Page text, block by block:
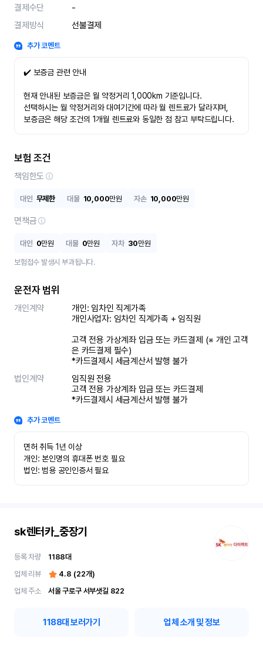
결제수단
-
결제방식
선불결제
추가 코멘트
✔️ 보증금 관련 안내
현재 안내된 보증금은 월 약정거리 1,000km 기준입니다.
선택하시는 월 약정거리와 대여기간에 따라 월 렌트료가 달라지며,
보증금은 해당 조건의 1개월 렌트료와 동일한 점 참고 부탁드립니다.
보험 조건
책임한도
대인 무제한 대물 10,000만원 자손 10,000만원
면책금
대인 0만원 대물 0만원 자차 30만원
보험접수 발생시 부과됩니다.
운전자 범위
개인계약
개인: 임차인 직계가족
개인사업자: 임차인 직계가족 + 임직원
고객 전용 가상계좌 입금 또는 카드결제 (※ 개인 고객
은 카드결제 필수)
*카드결제시 세금계산서 발행 불가
법인계약
임직원 전용
고객 전용 가상계좌 입금 또는 카드결제
*카드결제시 세금계산서 발행 불가
추가 코멘트
면허 취득 1년 이상
개인: 본인명의 휴대폰 번호 필요
법인: 범용 공인인증서 필요
sk렌터카_중장기
등록 차량 1188대
업체 리뷰
4.8 (22개)
업체 주소
서울 구로구 서부샛길 822
1188대 보러가기 업체 소개 및 정보